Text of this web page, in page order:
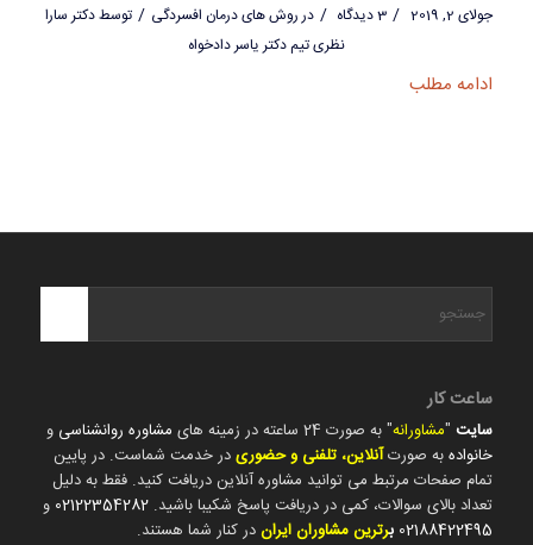
جولای 2, 2019 / 3 دیدگاه / در روش های درمان افسردگی / توسطدکتر سارا
نظری تیم دکتر یاسر دادخواه
ادامه مطلب
ساعت کار
سایت"مشاورانه" به صورت 24 ساعته در زمینه های مشاوره روانشناسی و
خانوادهبه صورتآنلاین، تلفنی و حضوریدر خدمت شماست. در پایین
تمام صفحات مرتبط می توانید مشاوره آنلاین دریافت کنید. فقط به دلیل
تعداد بالای سوالات، کمی در دریافت پاسخ شکیبا باشید. 02122354282 و
02188422495 برترین مشاوران ایراندر کنار شما هستند.